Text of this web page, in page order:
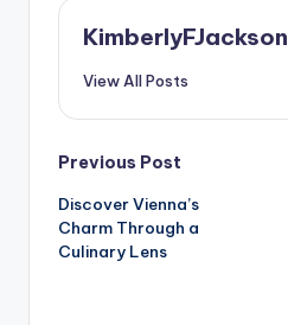
KimberlyFJackson
View All Posts
Post
navigation
Previous Post
Discover Vienna’s
Charm Through a
Culinary Lens